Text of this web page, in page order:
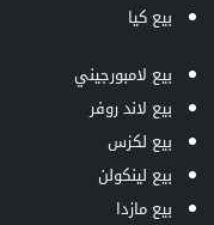
بيع كيا
بيع لامبورجيني
بيع لاند روفر
بيع لكزس
بيع لينكولن
بيع مازدا